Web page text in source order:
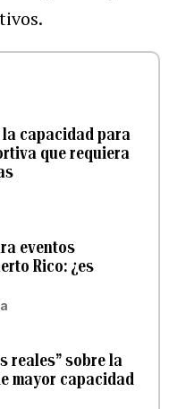
capacidad para
que requiera
eventos
Rico: ¿es
reales” sobre la
mayor capacidad